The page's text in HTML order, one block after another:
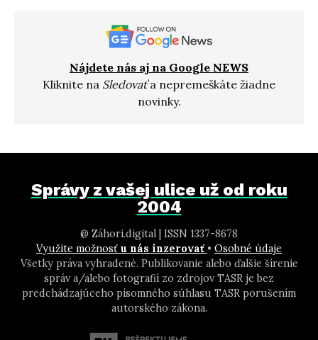
Nájdete nás aj na Google NEWS
Kliknite na Sledovaťa nepremeškáte žiadne
novinky.
Správy z vašej ulice už od roku
2004
@ Záhori.digital | ISSN 1337-8678
Využite možnosť u nás inzerovať • Osobné údaje
Všetky práva vyhradené. Publikovanie alebo ďalšie šírenie
správ a/alebo fotografií zo zdrojov TASR je bez
predchádzajúceho písomného súhlasu TASR porušením
autorského zákona.